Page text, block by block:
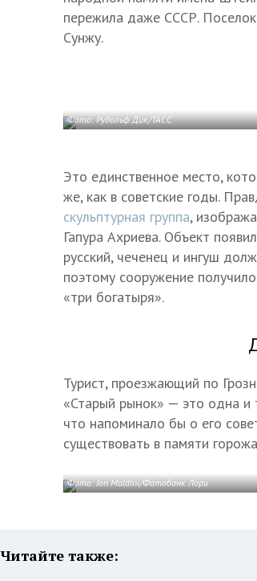
пережила даже СССР.
Сунжу.
Фото: Рудольф Дик/ТАСС
Это единственное место,
же, как в советские годы.
скульптурная группа,
Гапура Ахриева. Объект
русский, чеченец и ингуш
поэтому сооружение
«три богатыря».
Турист, проезжающий по
«Старый рынок» — это одна и
что напоминало бы о его
существовать в памяти
Фото: Jon Maldini/Фотобанк Лори
Читайте также: